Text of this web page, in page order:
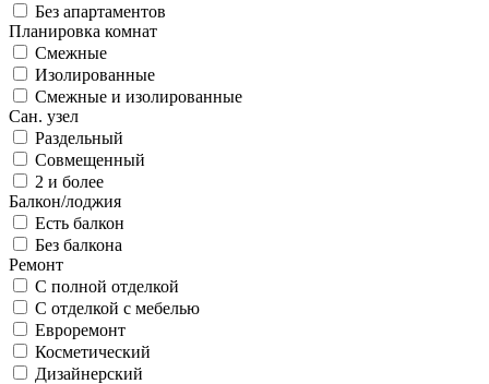
Без апартаментов
Планировка комнат
Смежные
Изолированные
Смежные и изолированные
Сан. узел
Раздельный
Совмещенный
2 и более
Балкон/лоджия
Есть балкон
Без балкона
Ремонт
С полной отделкой
С отделкой с мебелью
Евроремонт
Косметический
Дизайнерский